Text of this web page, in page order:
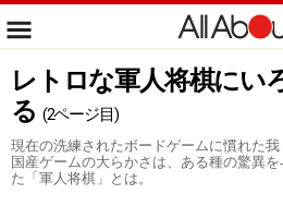
レトロな軍人将棋にい
る (2ページ目)
現在の洗練されたボードゲームに慣れた
国産ゲームの大らかさは、ある種の驚異
た「軍人将棋」とは。